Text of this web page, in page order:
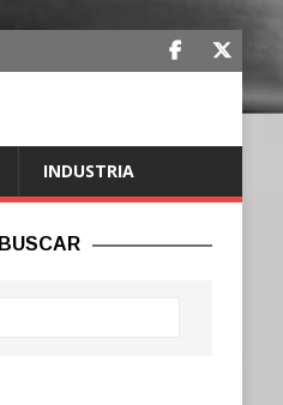
INDUSTRIA
BUSCAR